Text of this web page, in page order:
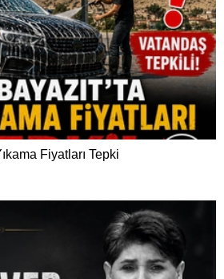
Fiyatları Tepki